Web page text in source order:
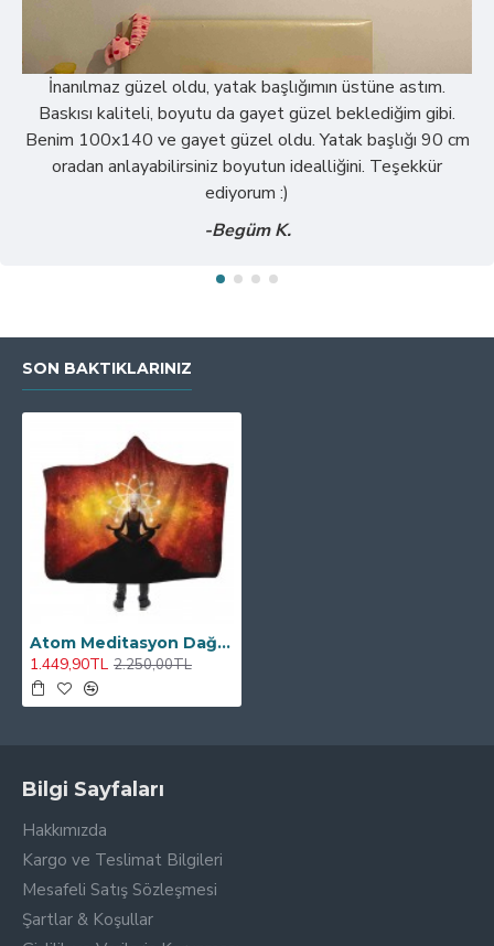
İnanılmaz güzel oldu, yatak başlığımın üstüne astım.
Baskısı kaliteli, boyutu da gayet güzel beklediğim gibi.
Benim 100x140 ve gayet güzel oldu. Yatak başlığı 90 cm
oradan anlayabilirsiniz boyutun idealliğini. Teşekkür
ediyorum :)
-Begüm K.
SON BAKTIKLARINIZ
Atom Meditasyon Dağ Kapşonlu Battaniye
1.449,90TL 2.250,00TL
Bilgi Sayfaları
Hakkımızda
Kargo ve Teslimat Bilgileri
Mesafeli Satış Sözleşmesi
Şartlar & Koşullar